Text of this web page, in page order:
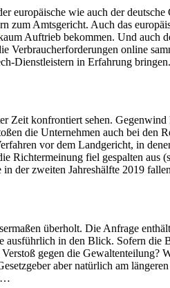
wie auch der
Amtsgericht. Auch das
Auftrieb bekommen. Und auch
online
Dienstleistern in Erfahrung bringen.
konfrontiert sehen.
die Unternehmen auch bei den
vor dem Landgericht, in
Richtermeinung fiel gespalten aus
der zweiten Jahreshälfte 2019
überholt. Die Anfrage
in den Blick. Sofern die
gegen die Gewaltenteilung?
aber natürlich am